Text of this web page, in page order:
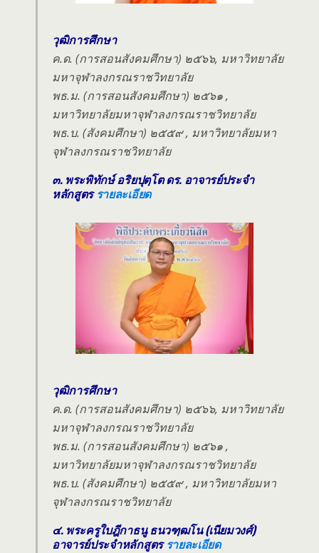
วุฒิการศึกษา
ค.ด. (การสอนสังคมศึกษา) ๒๕๖๖, มหาวิทยาลัย
มหาจุฬาลงกรณราชวิทยาลัย
พธ.ม. (การสอนสังคมศึกษา) ๒๕๖๑ ,
มหาวิทยาลัยมหาจุฬาลงกรณราชวิทยาลัย
พธ.บ. (สังคมศึกษา) ๒๕๕๙ , มหาวิทยาลัยมหา
จุฬาลงกรณราชวิทยาลัย
๓. พระพิทักษ์ อริยปุตฺโต ดร. อาจารย์ประจำ
หลักสูตรรายละเอียด
วุฒิการศึกษา
ค.ด. (การสอนสังคมศึกษา) ๒๕๖๖, มหาวิทยาลัย
มหาจุฬาลงกรณราชวิทยาลัย
พธ.ม. (การสอนสังคมศึกษา) ๒๕๖๑ ,
มหาวิทยาลัยมหาจุฬาลงกรณราชวิทยาลัย
พธ.บ. (สังคมศึกษา) ๒๕๕๙ , มหาวิทยาลัยมหา
จุฬาลงกรณราชวิทยาลัย
๔. พระครูใบฎีกาธนู ธนวฑฺฒโน (เนียมวงศ์)
อาจารย์ประจำหลักสูตรรายละเอียด